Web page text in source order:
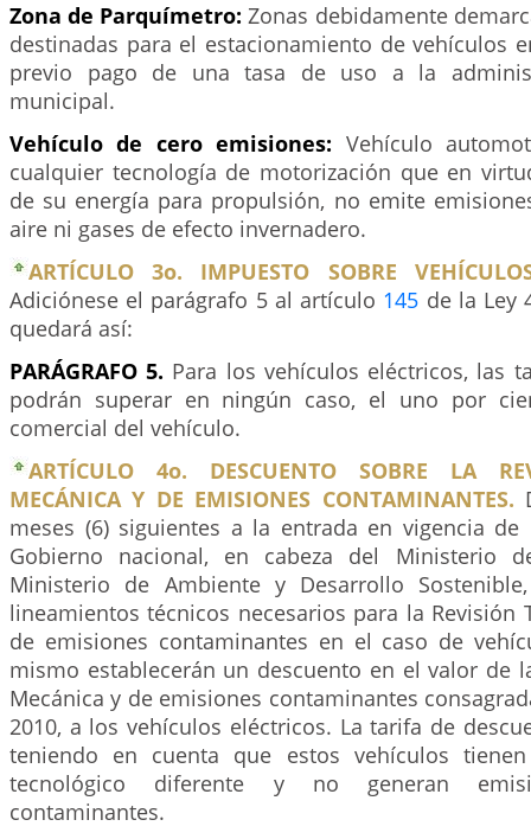
Zona de Parquímetro:Zonas debidamente
destinadas para el estacionamiento de vehículos
previo pago de una tasa de uso a la
municipal.
Vehículo de cero emisiones: Vehículo
cualquier tecnología de motorización que en
de su energía para propulsión, no emite
aire ni gases de efecto invernadero.
ARTÍCULO 3o. IMPUESTO SOBRE
Adiciónese el parágrafo 5 al artículo 145 de la Ley
quedará así:
PARÁGRAFO 5. Para los vehículos eléctricos, las
podrán superar en ningún caso, el uno por
comercial del vehículo.
ARTÍCULO 4o. DESCUENTO SOBRE LA
MECÁNICA Y DE EMISIONES CONTAMINANTES.
meses (6) siguientes a la entrada en vigencia de
Gobierno nacional, en cabeza del Ministerio
Ministerio de Ambiente y Desarrollo
lineamientos técnicos necesarios para la Revisión
de emisiones contaminantes en el caso de
mismo establecerán un descuento en el valor de
Mecánica y de emisiones contaminantes
2010, a los vehículos eléctricos. La tarifa de
teniendo en cuenta que estos vehículos
tecnológico diferente y no generan
contaminantes.